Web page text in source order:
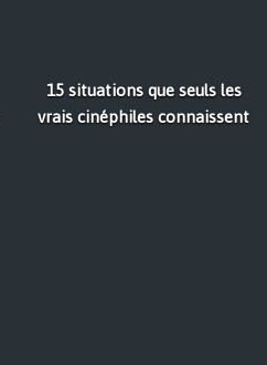
15 situations que seuls les
vrais cinéphiles connaissent